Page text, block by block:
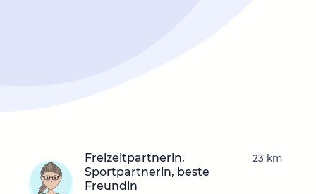
Freizeitpartnerin,
Sportpartnerin, beste
Freundin
23 km